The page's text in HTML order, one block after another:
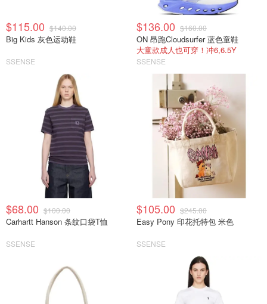
$115.00 $140.00
Big Kids 灰色运动鞋
SSENSE
$136.00 $160.00
ON 昂跑Cloudsurfer 蓝色童鞋
大童款成人也可穿！冲6,6.5Y
SSENSE
$68.00 $100.00
Carhartt Hanson 条纹口袋T恤
SSENSE
$105.00 $245.00
Easy Pony 印花托特包 米色
SSENSE